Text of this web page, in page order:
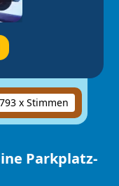
x Stimmen
Parkplatz-